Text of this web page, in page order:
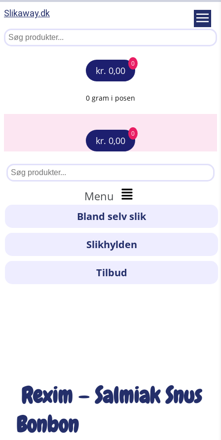
Slikaway.dk
kr. 0,00
0
0 gram i posen
kr. 0,00
0
Menu
Bland selv slik
Slikhylden
Tilbud
Rexim – Salmiak Snus
Bonbon